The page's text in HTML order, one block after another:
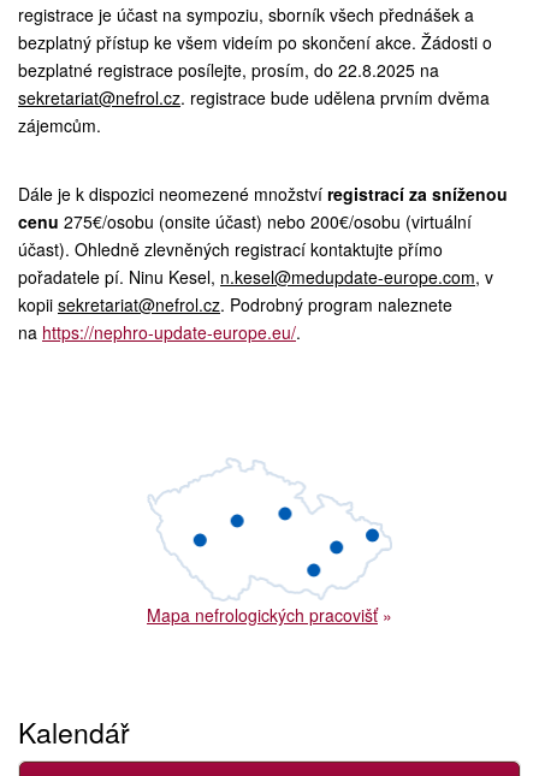
registrace je účast na sympoziu, sborník všech přednášek a
bezplatný přístup ke všem videím po skončení akce. Žádosti o
bezplatné registrace posílejte, prosím, do 22.8.2025 na
sekretariat@nefrol.cz. registrace bude udělena prvním dvěma
zájemcům.
Dále je k dispozici neomezené množství registrací za sníženou
cenu 275€/osobu (onsite účast) nebo 200€/osobu (virtuální
účast). Ohledně zlevněných registrací kontaktujte přímo
pořadatele pí. Ninu Kesel, n.kesel@medupdate-europe.com, v
kopii sekretariat@nefrol.cz. Podrobný program naleznete
na https://nephro-update-europe.eu/.
Mapa nefrologických pracovišť»
Kalendář